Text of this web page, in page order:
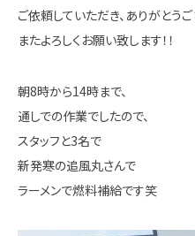
ご依頼していただき、ありがとうご
またよろしくお願い致します！！
朝8時から14時まで、
通しでの作業でしたので、
スタッフと3名で
新発寒の追風丸さんで
ラーメンで燃料補給です笑